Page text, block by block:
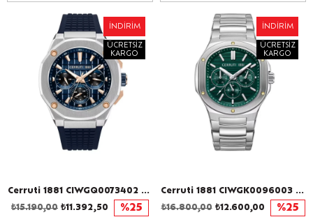
Cerruti 1881 CIWGQ0073402 Erkek Kol Saati
İNDIRIM
ÜCRETSIZ
KARGO
₺11.392,50
₺15.190,00 %25
Cerruti 1881 CIWGK0096003 Erkek Kol Saati
İNDIRIM
ÜCRETSIZ
KARGO
₺12.600,00
₺16.800,00 %25